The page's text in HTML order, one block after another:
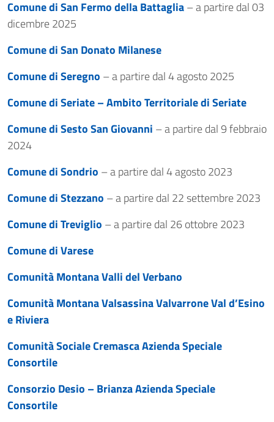
Comune di San Fermo della Battaglia– a partire dal 03
dicembre 2025
Comune di San Donato Milanese
Comune di Seregno – a partire dal 4 agosto 2025
Comune di Seriate – Ambito Territoriale di Seriate
Comune di Sesto San Giovanni – a partire dal 9 febbraio
2024
Comune di Sondrio – a partire dal 4 agosto 2023
Comune di Stezzano – a partire dal 22 settembre 2023
Comune di Treviglio – a partire dal 26 ottobre 2023
Comune di Varese
Comunità Montana Valli del Verbano
Comunità Montana Valsassina Valvarrone Val d’Esino
e Riviera
Comunità Sociale Cremasca Azienda Speciale
Consortile
Consorzio Desio – Brianza Azienda Speciale
Consortile